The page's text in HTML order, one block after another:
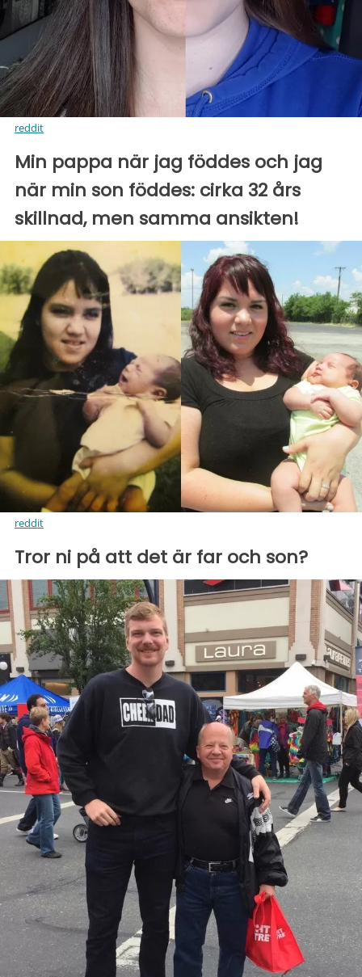
reddit
Min pappa när jag föddes och jag
när min son föddes: cirka 32 års
skillnad, men samma ansikten!
reddit
Tror ni på att det är far och son?